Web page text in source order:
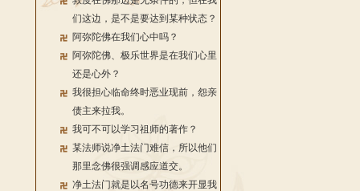
们这边，是不是要达到某种状态？
阿弥陀佛在我们心中吗？
阿弥陀佛、极乐世界是在我们心里
还是心外？
我很担心临命终时恶业现前，怨亲
债主来拉我。
我可不可以学习祖师的著作？
某法师说净土法门难信，所以他们
那里念佛很强调感应道交。
净土法门就是以名号功德来开显我